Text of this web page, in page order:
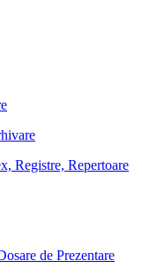
Registre, Repertoare
de Prezentare